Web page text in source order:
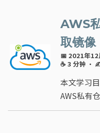
AWS
取镜像
📅 2021年12
☕ 3 分钟 ·
本文学习
AWS私有